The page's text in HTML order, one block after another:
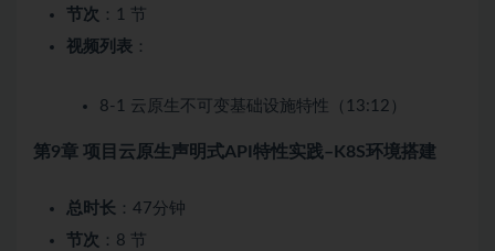
节次 ：1 节
视频列表 ：
8-1 云原生不可变基础设施特性（13:12）
第9章 项目云原生声明式API特性实践–K8S环境搭建
总时长 ：47分钟
节次 ：8 节